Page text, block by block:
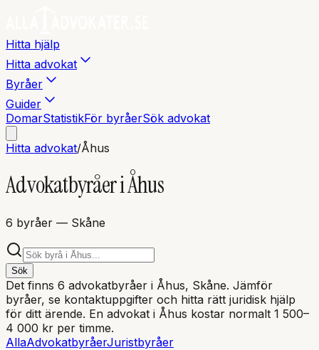
Hitta hjälp
Hitta advokat
Byråer
Guider
DomarStatistikFör byråerSök advokat
Hitta advokat/Åhus
Advokatbyråer iÅhus
6 byråer — Skåne
Sök
Det finns 6 advokatbyråer i Åhus, Skåne. Jämför
byråer, se kontaktuppgifter och hitta rätt juridisk hjälp
för ditt ärende. En advokat i Åhus kostar normalt 1 500–
4 000 kr per timme.
AllaAdvokatbyråerJuristbyråer